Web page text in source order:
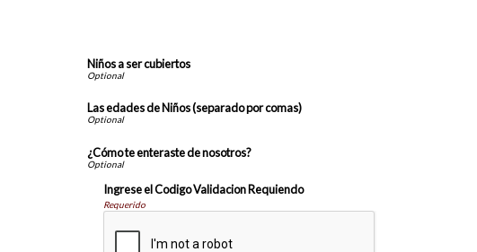
Niños a ser cubiertos
Las edades de Niños (separado por comas)
¿Cómo te enteraste de nosotros?
Ingrese el Codigo Validacion Requiendo
Requerido